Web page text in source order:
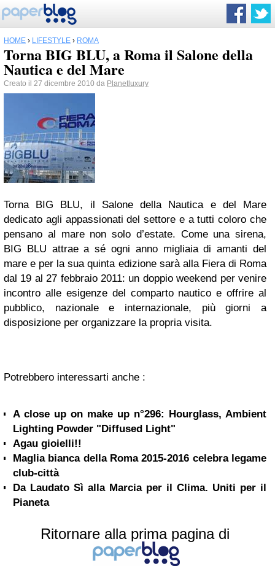
HOME › LIFESTYLE › ROMA
Torna BIG BLU, a Roma il Salone della
Nautica e del Mare
Creato il 27 dicembre 2010 da Planetluxury
Torna BIG BLU, il Salone della Nautica e del Mare
dedicato agli appassionati del settore e a tutti coloro che
pensano al mare non solo d’estate. Come una sirena,
BIG BLU attrae a sé ogni anno migliaia di amanti del
mare e per la sua quinta edizione sarà alla Fiera di Roma
dal 19 al 27 febbraio 2011: un doppio weekend per venire
incontro alle esigenze del comparto nautico e offrire al
pubblico, nazionale e internazionale, più giorni a
disposizione per organizzare la propria visita.
Potrebbero interessarti anche :
A close up on make up n°296: Hourglass, Ambient
Lighting Powder "Diffused Light"
Agau gioielli!!
Maglia bianca della Roma 2015-2016 celebra legame
club-città
Da Laudato Sì alla Marcia per il Clima. Uniti per il
Pianeta
Ritornare alla prima pagina di